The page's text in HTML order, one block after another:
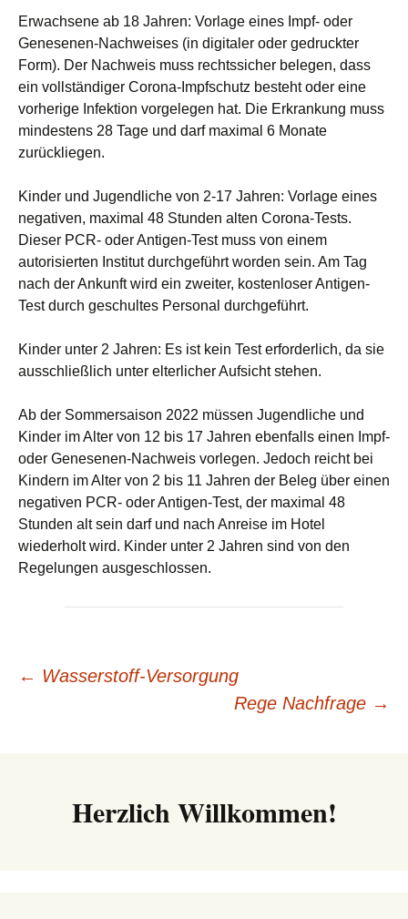
Erwachsene ab 18 Jahren: Vorlage eines Impf- oder
Genesenen-Nachweises (in digitaler oder gedruckter
Form). Der Nachweis muss rechtssicher belegen, dass
ein vollständiger Corona-Impfschutz besteht oder eine
vorherige Infektion vorgelegen hat. Die Erkrankung muss
mindestens 28 Tage und darf maximal 6 Monate
zurückliegen.
Kinder und Jugendliche von 2-17 Jahren: Vorlage eines
negativen, maximal 48 Stunden alten Corona-Tests.
Dieser PCR- oder Antigen-Test muss von einem
autorisierten Institut durchgeführt worden sein. Am Tag
nach der Ankunft wird ein zweiter, kostenloser Antigen-
Test durch geschultes Personal durchgeführt.
Kinder unter 2 Jahren: Es ist kein Test erforderlich, da sie
ausschließlich unter elterlicher Aufsicht stehen.
Ab der Sommersaison 2022 müssen Jugendliche und
Kinder im Alter von 12 bis 17 Jahren ebenfalls einen Impf-
oder Genesenen-Nachweis vorlegen. Jedoch reicht bei
Kindern im Alter von 2 bis 11 Jahren der Beleg über einen
negativen PCR- oder Antigen-Test, der maximal 48
Stunden alt sein darf und nach Anreise im Hotel
wiederholt wird. Kinder unter 2 Jahren sind von den
Regelungen ausgeschlossen.
Beitrags-
← Wasserstoff-Versorgung
Rege Nachfrage →
Herzlich Willkommen!